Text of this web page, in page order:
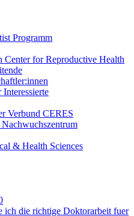
Programm
Center for Reproductive Health
Verbund CERES
& Health Sciences
ich die richtige Doktorarbeit fuer